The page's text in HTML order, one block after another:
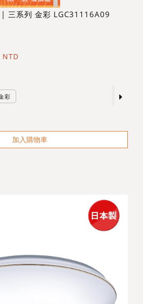
三系列 金彩 LGC31116A09
NTD
彩
加入購物車